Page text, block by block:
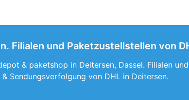
Filialen und Paketzustellstellen von
& paketshop in Deitersen, Dassel. Filialen
Sendungsverfolgung von DHL in Deitersen.